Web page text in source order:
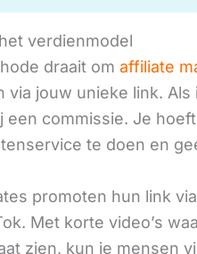
verdienmodel
draait om affiliate
via jouw unieke link.
een commissie. Je
te doen en
promoten hun link
Met korte video’s
zien, kun je mensen